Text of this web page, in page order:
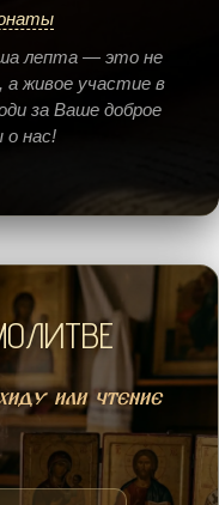
лепта — это не
а живое участие в
за Ваше доброе
о нас!
или чтение